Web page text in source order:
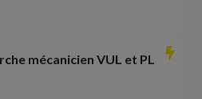
mécanicien VUL et PL